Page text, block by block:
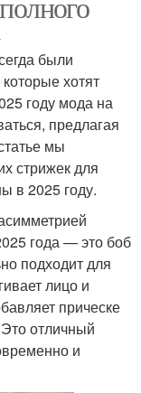
были
хотят
году мода на
предлагая
мы
стрижек для
в 2025 году.
года — это боб
подходит для
лицо и
прическе
отличный
и